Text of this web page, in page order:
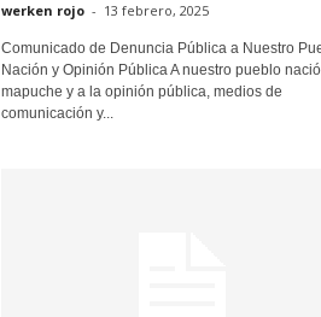
werken rojo - 13 febrero, 2025
Comunicado de Denuncia Pública a Nuestro
Nación y Opinión Pública A nuestro pueblo
mapuche y a la opinión pública, medios de
comunicación y...